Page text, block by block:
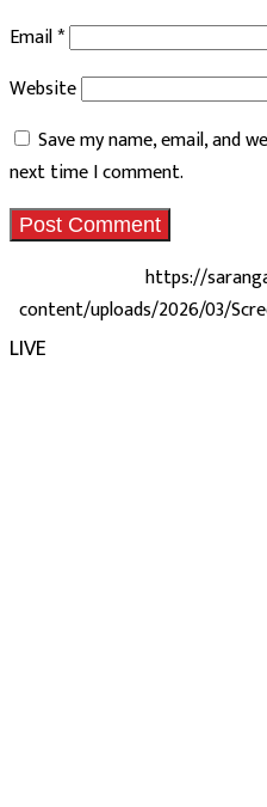
Email*
Website
Save my name, email, and
next time I comment.
https://
content/uploads/2026/03/
LIVE